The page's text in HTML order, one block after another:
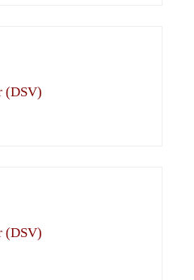
(DSV)
(DSV)